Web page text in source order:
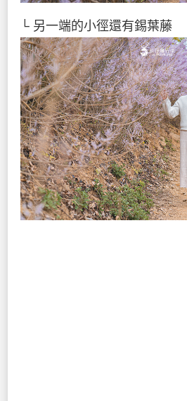
└ 另一端的小徑還有錫葉藤